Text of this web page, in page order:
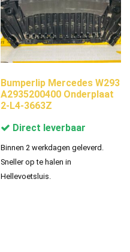
Bumperlip Mercedes W293
A2935200400 Onderplaat
2-L4-3663Z
Direct leverbaar
Binnen 2 werkdagen geleverd.
Sneller op te halen in
Hellevoetsluis.